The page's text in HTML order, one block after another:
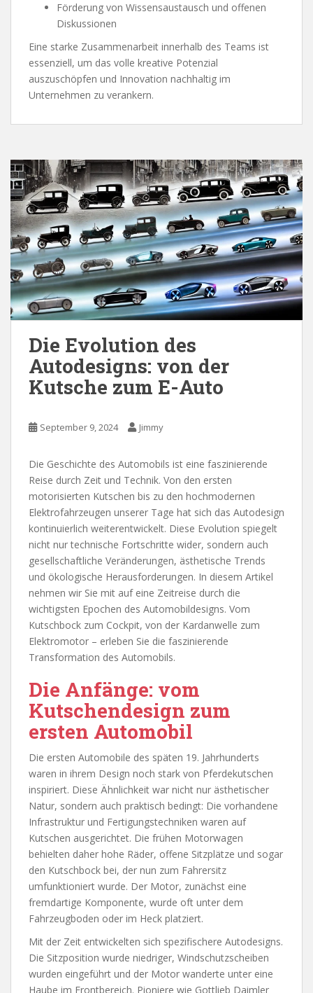
Förderung von Wissensaustausch und offenen
Diskussionen
Eine starke Zusammenarbeit innerhalb des Teams ist
essenziell, um das volle kreative Potenzial
auszuschöpfen und Innovation nachhaltig im
Unternehmen zu verankern.
Die Evolution des
Autodesigns: von der
Kutsche zum E-Auto
September 9, 2024 Jimmy
Die Geschichte des Automobils ist eine faszinierende
Reise durch Zeit und Technik. Von den ersten
motorisierten Kutschen bis zu den hochmodernen
Elektrofahrzeugen unserer Tage hat sich das Autodesign
kontinuierlich weiterentwickelt. Diese Evolution spiegelt
nicht nur technische Fortschritte wider, sondern auch
gesellschaftliche Veränderungen, ästhetische Trends
und ökologische Herausforderungen. In diesem Artikel
nehmen wir Sie mit auf eine Zeitreise durch die
wichtigsten Epochen des Automobildesigns. Vom
Kutschbock zum Cockpit, von der Kardanwelle zum
Elektromotor – erleben Sie die faszinierende
Transformation des Automobils.
Die Anfänge: vom
Kutschendesign zum
ersten Automobil
Die ersten Automobile des späten 19. Jahrhunderts
waren in ihrem Design noch stark von Pferdekutschen
inspiriert. Diese Ähnlichkeit war nicht nur ästhetischer
Natur, sondern auch praktisch bedingt: Die vorhandene
Infrastruktur und Fertigungstechniken waren auf
Kutschen ausgerichtet. Die frühen Motorwagen
behielten daher hohe Räder, offene Sitzplätze und sogar
den Kutschbock bei, der nun zum Fahrersitz
umfunktioniert wurde. Der Motor, zunächst eine
fremdartige Komponente, wurde oft unter dem
Fahrzeugboden oder im Heck platziert.
Mit der Zeit entwickelten sich spezifischere Autodesigns.
Die Sitzposition wurde niedriger, Windschutzscheiben
wurden eingeführt und der Motor wanderte unter eine
Haube im Frontbereich. Pioniere wie Gottlieb Daimler